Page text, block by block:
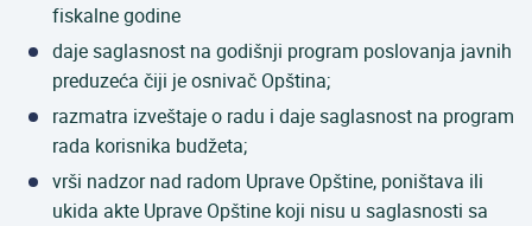
fiskalne godine
daje saglasnost na godišnji program poslovanja javnih
preduzeća čiji je osnivač Opština;
razmatra izveštaje o radu i daje saglasnost na program
rada korisnika budžeta;
vrši nadzor nad radom Uprave Opštine, poništava ili
ukida akte Uprave Opštine koji nisu u saglasnosti sa